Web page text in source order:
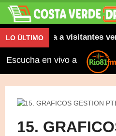
LO ÚLTIMO a visitantes
Escucha en vivo a
15.